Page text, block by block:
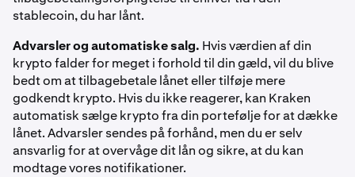
stablecoin, du har lånt.
Advarsler og automatiske salg. Hvis værdien af din
krypto falder for meget i forhold til din gæld, vil du blive
bedt om at tilbagebetale lånet eller tilføje mere
godkendt krypto. Hvis du ikke reagerer, kan Kraken
automatisk sælge krypto fra din portefølje for at dække
lånet. Advarsler sendes på forhånd, men du er selv
ansvarlig for at overvåge dit lån og sikre, at du kan
modtage vores notifikationer.